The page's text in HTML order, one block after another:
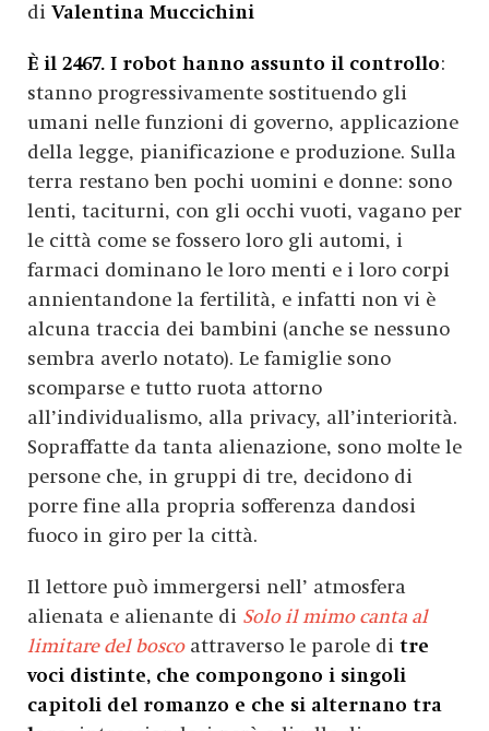
diValentina Muccichini
È il 2467. I robot hanno assunto il controllo:
stanno progressivamente sostituendo gli
umani nelle funzioni di governo, applicazione
della legge, pianificazione e produzione. Sulla
terra restano ben pochi uomini e donne: sono
lenti, taciturni, con gli occhi vuoti, vagano per
le città come se fossero loro gli automi, i
farmaci dominano le loro menti e i loro corpi
annientandone la fertilità, e infatti non vi è
alcuna traccia dei bambini (anche se nessuno
sembra averlo notato). Le famiglie sono
scomparse e tutto ruota attorno
all’individualismo, alla privacy, all’interiorità.
Sopraffatte da tanta alienazione, sono molte le
persone che, in gruppi di tre, decidono di
porre fine alla propria sofferenza dandosi
fuoco in giro per la città.
Il lettore può immergersi nell’ atmosfera
alienata e alienante di Solo il mimo canta al
limitare del boscoattraverso le parole di tre
voci distinte, che compongono i singoli
capitoli del romanzo e che si alternano tra